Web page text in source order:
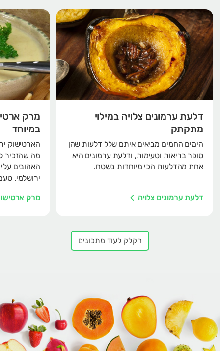
דלעת ערמונים צלויה במילוי
מתקתק
הימים החמים מביאים איתם שלל דלעות שהן
סופר בריאות וטעימות, ודלעת ערמונים היא
אחת מהדלעות הכי מיוחדות בשטח.
דלעת ערמונים צלויה
מרק
במיוחד
הארטישוק
מה שהזכיר
האהובים
ירושלמי.
מרק
הקלק לעוד מתכונים